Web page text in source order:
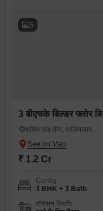
5
3 बीएचके बिल्डर फ्लोर
शक्ति खंड तीन, ग़ाज़ियाबाद
₹ 1.2 Cr
Config
3 BHK + 3 Bath
पॉसेशन स्थिति